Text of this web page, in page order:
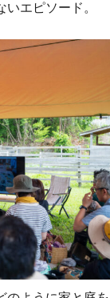
エピソード。